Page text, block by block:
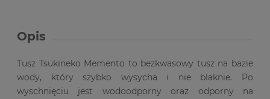
Opis
Tusz Tsukineko Memento to bezkwasowy tusz na bazie
wody, który szybko wysycha i nie blaknie. Po
wyschnięciu jest wodoodporny oraz odporny na